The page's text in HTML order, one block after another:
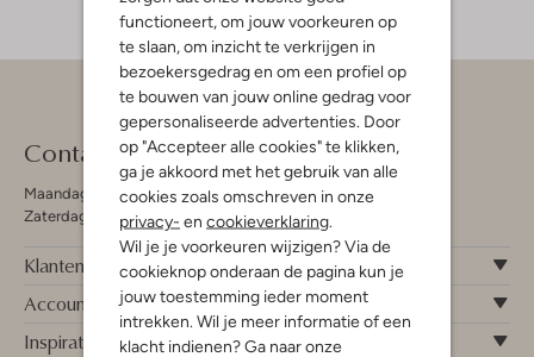
functioneert, om jouw voorkeuren op
te slaan, om inzicht te verkrijgen in
bezoekersgedrag en om een profiel op
te bouwen van jouw online gedrag voor
gepersonaliseerde advertenties. Door
op "Accepteer alle cookies" te klikken,
ga je akkoord met het gebruik van alle
cookies zoals omschreven in onze
privacy- en cookieverklaring.
Wil je je voorkeuren wijzigen? Via de
cookieknop onderaan de pagina kun je
jouw toestemming ieder moment
intrekken. Wil je meer informatie of een
klacht indienen? Ga naar onze
Contact
Maandag - Vrijdag 09:00 - 19:00 uur
Zaterdag 09:00 - 17:00 uur
Klantenservice
Account
Inspiratie